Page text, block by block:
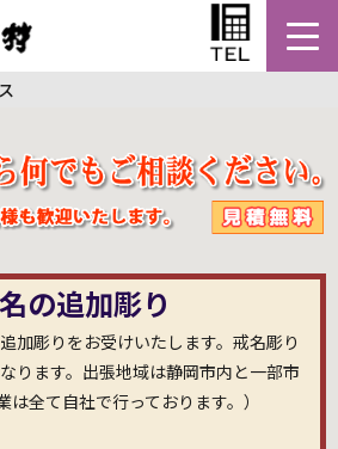
の追加彫り
加彫りをお受けいたします。戒名彫り
ります。出張地域は静岡市内と一部市
全て自社で行っております。）